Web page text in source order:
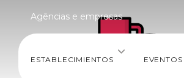
Agências e empresas
ESTABLECIMIENTOS